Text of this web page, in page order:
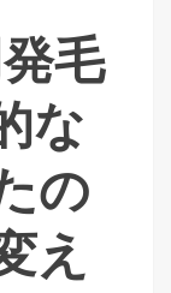
毛
な
の
え